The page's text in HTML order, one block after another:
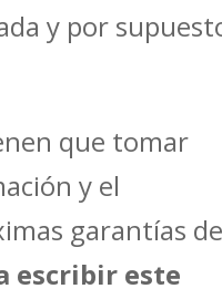
y por
que tomar
y el
garantías de
escribir este